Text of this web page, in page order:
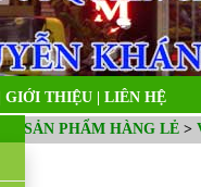
GIỚI THIỆU
LIÊN HỆ
SẢN PHẨM HÀNG LẺ >